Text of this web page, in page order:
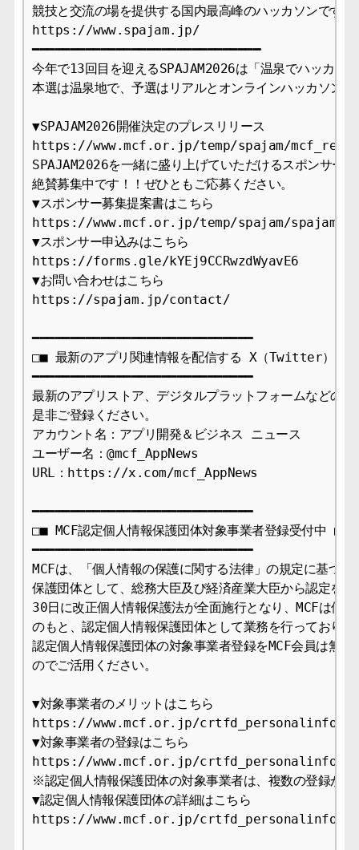
競技と交流の場を提供する国内最高峰のハッカソンです
https://www.spajam.jp/
━━━━━━━━━━━━━━━━━━━━━━━━━━━━━━
今年で13回目を迎えるSPAJAM2026は「温泉でハッカソ
本選は温泉地で、予選はリアルとオンラインハッカソン
▼SPAJAM2026開催決定のプレスリリース
https://www.mcf.or.jp/temp/spajam/
SPAJAM2026を一緒に盛り上げていただけるスポンサー
絶賛募集中です！！ぜひともご応募ください。
▼スポンサー募集提案書はこちら
https://www.mcf.or.jp/temp/spajam/
▼スポンサー申込みはこちら
https://forms.gle/kYEj9CCRwzdWyavE6
▼お問い合わせはこちら
https://spajam.jp/contact/
━━━━━━━━━━━━━━━━━━━━━━━━━━━━━
□■ 最新のアプリ関連情報を配信する X（Twitter）ア
━━━━━━━━━━━━━━━━━━━━━━━━━━━━━
最新のアプリストア、デジタルプラットフォームなどの
是非ご登録ください。
アカウント名：アプリ開発＆ビジネス ニュース
ユーザー名：@mcf_AppNews
URL：https://x.com/mcf_AppNews
━━━━━━━━━━━━━━━━━━━━━━━━━━━━━
□■ MCF認定個人情報保護団体対象事業者登録受付中 ■□
━━━━━━━━━━━━━━━━━━━━━━━━━━━━━
MCFは、「個人情報の保護に関する法律」の規定に基づき
保護団体として、総務大臣及び経済産業大臣から認定を
30日に改正個人情報保護法が全面施行となり、MCFは個
のもと、認定個人情報保護団体として業務を行っておりま
認定個人情報保護団体の対象事業者登録をMCF会員は無料
のでご活用ください。
▼対象事業者のメリットはこちら
https://www.mcf.or.jp/crtfd_personalinfo/
▼対象事業者の登録はこちら
https://www.mcf.or.jp/crtfd_personalinfo/
※認定個人情報保護団体の対象事業者は、複数の登録が可
▼認定個人情報保護団体の詳細はこちら
https://www.mcf.or.jp/crtfd_personalinfo